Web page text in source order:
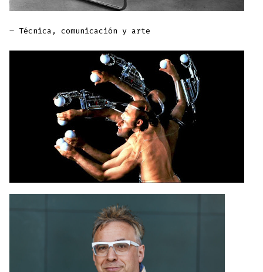
– Técnica, comunicación y arte